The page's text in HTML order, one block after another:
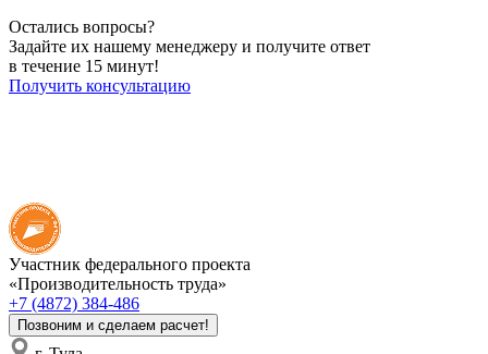
Остались вопросы?
Задайте их нашему менеджеру и получите ответ
в течение 15 минут!
Получить консультацию
Участник федерального проекта
«Производительность труда»
+7 (4872) 384-486
Позвоним и сделаем расчет!